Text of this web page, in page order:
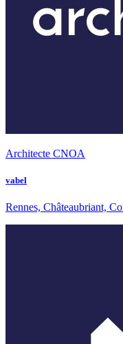
Architecte CNOA
vabel
Rennes, Châteaubriant,